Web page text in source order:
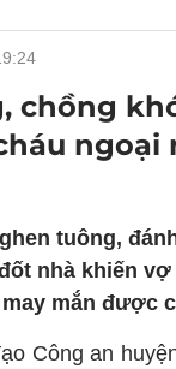
chồng
ngoại
tuông,
nhà khiến
mắn được
Công an